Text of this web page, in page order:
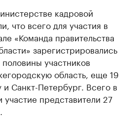
кадровой
что всего для участия в
«Команда правительства
зарегистрировались
участников
область, еще 19
Санкт-Петербург. Всего в
представители 27